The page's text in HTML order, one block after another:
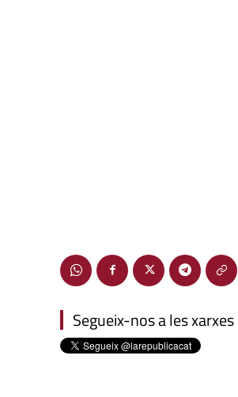
Segueix-nos a les xarxes